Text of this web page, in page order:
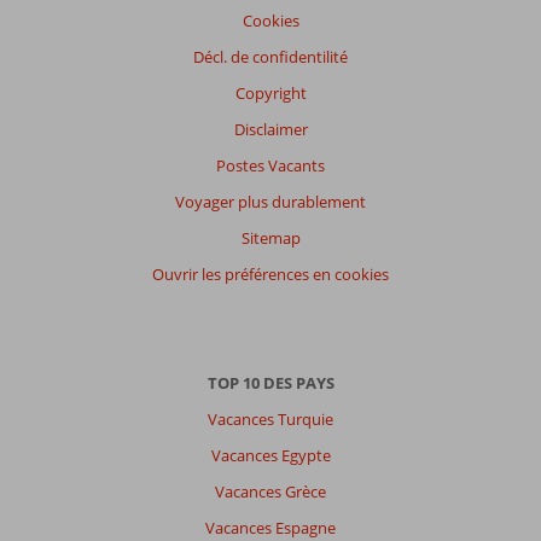
Cookies
Décl. de confidentilité
Copyright
Disclaimer
Postes Vacants
Voyager plus durablement
Sitemap
Ouvrir les préférences en cookies
TOP 10 DES PAYS
Vacances Turquie
Vacances Egypte
Vacances Grèce
Vacances Espagne